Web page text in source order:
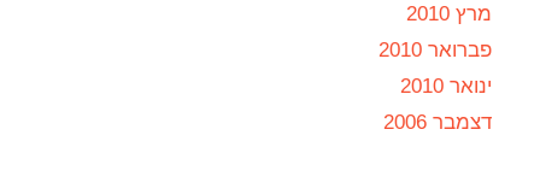
מרץ 2010
פברואר 2010
ינואר 2010
דצמבר 2006